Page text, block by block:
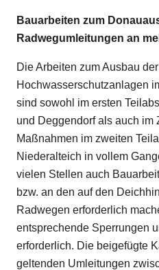
Bauarbeiten zum
Radwegumleitungen an
Die Arbeiten zum Ausbau der
Hochwasserschutzanlagen
sind sowohl im ersten
und Deggendorf als auch im
Maßnahmen im zweiten
Niederalteich in vollem
vielen Stellen auch
bzw. an den auf den
Radwegen erforderlich
entsprechende Sperrungen
erforderlich. Die beigefügte
geltenden Umleitungen